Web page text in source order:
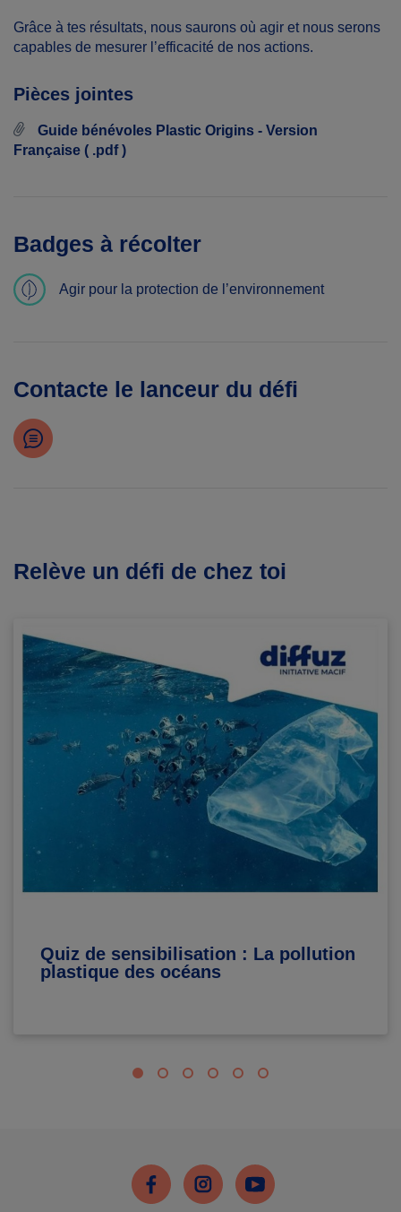
Grâce à tes résultats, nous saurons où agir et nous serons
capables de mesurer l’efficacité de nos actions.
Pièces jointes
Guide bénévoles Plastic Origins - Version
Française ( .pdf )
Badges à récolter
Agir pour la protection de l’environnement
Contacte le lanceur du défi
Relève un défi de chez toi
Quiz de sensibilisation : La pollution
plastique des océans
FacebookInstagramYoutube